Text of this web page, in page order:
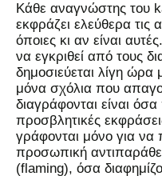
Kάθε αναγνώστης του
εκφράζει ελεύθερα τις
όποιες κι αν είναι
να εγκριθεί από τους
δημοσιεύεται λίγη
μόνα σχόλια που
διαγράφονται είναι
προσβλητικές
γράφονται μόνο για
προσωπική
(flaming), όσα